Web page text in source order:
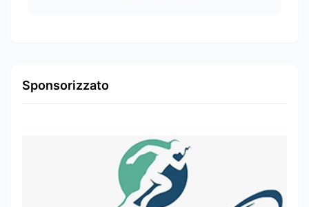
Sponsorizzato